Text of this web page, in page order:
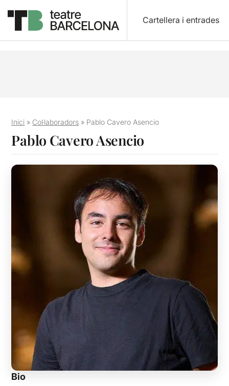
Cartellera i entrades
Inici » Col·laboradors » Pablo Cavero Asencio
Pablo Cavero Asencio
Bio